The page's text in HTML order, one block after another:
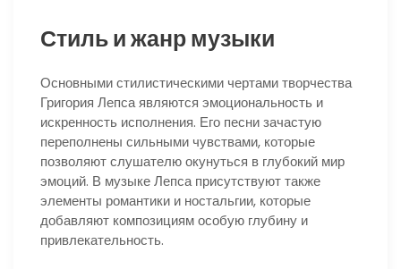
Стиль и жанр музыки
Основными стилистическими чертами творчества
Григория Лепса являются эмоциональность и
искренность исполнения. Его песни зачастую
переполнены сильными чувствами, которые
позволяют слушателю окунуться в глубокий мир
эмоций. В музыке Лепса присутствуют также
элементы романтики и ностальгии, которые
добавляют композициям особую глубину и
привлекательность.